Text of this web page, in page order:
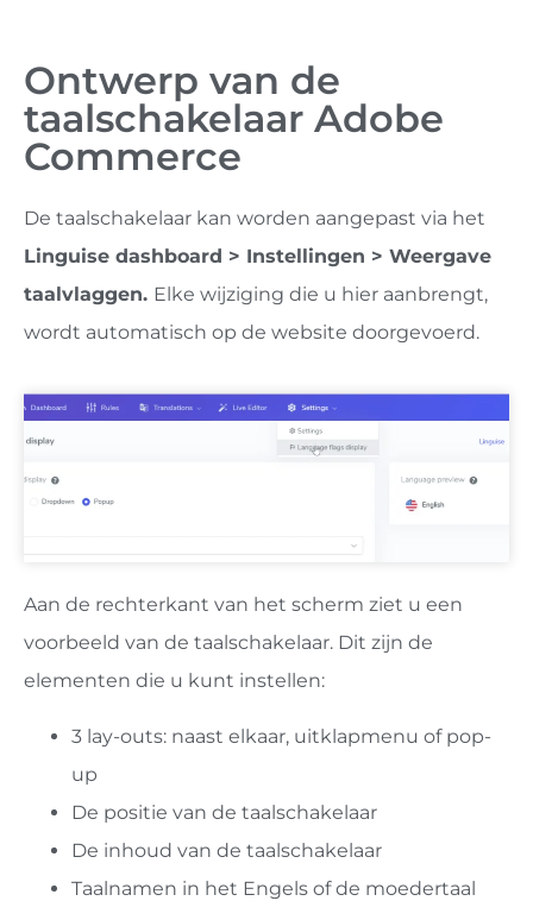
Ontwerp van de
taalschakelaar Adobe
Commerce
De taalschakelaar kan worden aangepast via het
Linguise dashboard > Instellingen > Weergave
taalvlaggen. Elke wijziging die u hier aanbrengt,
wordt automatisch op de website doorgevoerd.
Aan de rechterkant van het scherm ziet u een
voorbeeld van de taalschakelaar. Dit zijn de
elementen die u kunt instellen:
3 lay-outs: naast elkaar, uitklapmenu of pop-
up
De positie van de taalschakelaar
De inhoud van de taalschakelaar
Taalnamen in het Engels of de moedertaal